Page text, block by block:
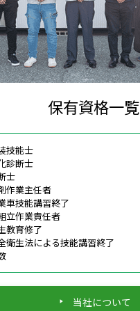
保有資格一覧
技能士
診断士
士
作業主任者
車技能講習終了
立作業責任者
教育修了
衛生法による技能講習終了
当社について